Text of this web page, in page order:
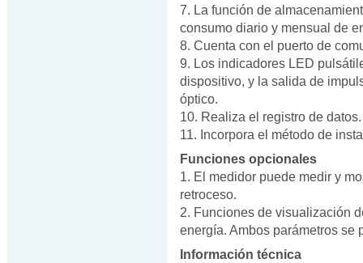
7. La función de
consumo diario y mensual de
8. Cuenta con el puerto de
9. Los indicadores LED
dispositivo, y la salida de
óptico.
10. Realiza el registro de datos.
11. Incorpora el método de
Funciones opcionales
1. El medidor puede medir y
retroceso.
2. Funciones de visualización
energía. Ambos parámetros se
Información técnica